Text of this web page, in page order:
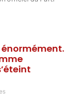
énormément.